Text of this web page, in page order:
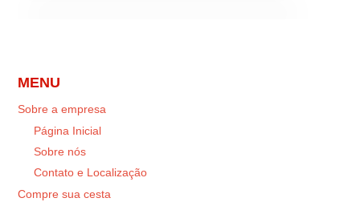
MENU
Sobre a empresa
Página Inicial
Sobre nós
Contato e Localização
Compre sua cesta